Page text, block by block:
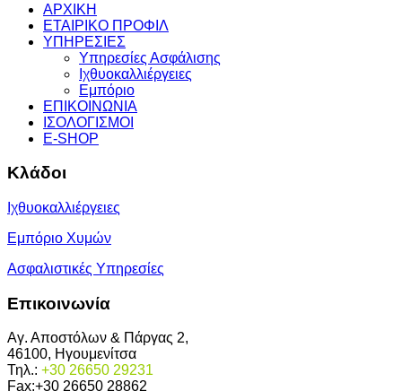
ΑΡΧΙΚΗ
ΕΤΑΙΡΙΚΟ ΠΡΟΦΙΛ
ΥΠΗΡΕΣΙΕΣ
Υπηρεσίες Ασφάλισης
Ιχθυοκαλλιέργειες
Εμπόριο
ΕΠΙΚΟΙΝΩΝΙΑ
ΙΣΟΛΟΓΙΣΜΟΙ
E-SHOP
Κλάδοι
Ιχθυοκαλλιέργειες
Εμπόριο Χυμών
Ασφαλιστικές Υπηρεσίες
Επικοινωνία
Αγ. Αποστόλων & Πάργας 2,
46100, Ηγουμενίτσα
Τηλ.: +30 26650 29231
Fax:+30 26650 28862